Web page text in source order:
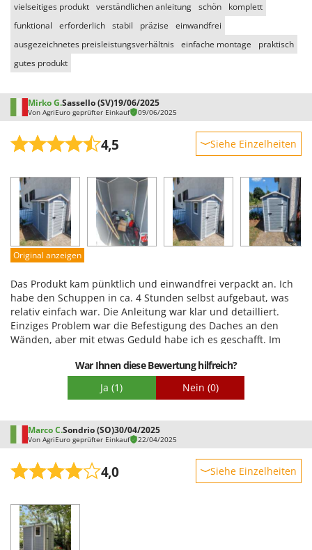
Zodiac
Zomax
vielseitiges produkt verständlichen anleitung schön
komplett
funktional
erforderlich stabil präzise
einwandfrei
ausgezeichnetes preisleistungsverhältnis einfache montage
praktisch
gutes produkt
Mirko G.Sassello (SV)19/06/2025
Von AgriEuro geprüfter Einkauf 09/06/2025
4,5 Siehe Einzelheiten
Leistung
Benutzerfreundlichkeit
Qualität / Preis
Schwierigkeitsgrad Zusammenbau
Original anzeigen
Das Produkt kam pünktlich und einwandfrei verpackt an. Ich
habe den Schuppen in ca. 4 Stunden selbst aufgebaut, was
relativ einfach war. Die Anleitung war klar und detailliert.
Einziges Problem war die Befestigung des Daches an den
Wänden, aber mit etwas Geduld habe ich es geschafft. Im
War Ihnen diese Bewertung hilfreich?
Ja (1) Nein (0)
Marco C.Sondrio (SO)30/04/2025
Von AgriEuro geprüfter Einkauf 22/04/2025
4,0 Siehe Einzelheiten
Leistung
Benutzerfreundlichkeit